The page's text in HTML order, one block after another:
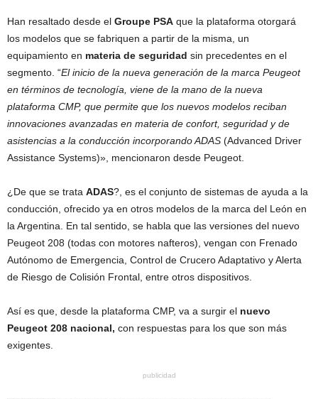
Han resaltado desde el Groupe PSA que la plataforma otorgará
los modelos que se fabriquen a partir de la misma, un
equipamiento en materia de seguridad sin precedentes en el
segmento. “El inicio de la nueva generación de la marca Peugeot
en términos de tecnología, viene de la mano de la nueva
plataforma CMP, que permite que los nuevos modelos reciban
innovaciones avanzadas en materia de confort, seguridad y de
asistencias a la conducción incorporando ADAS (Advanced Driver
Assistance Systems)», mencionaron desde Peugeot.
¿De que se trata ADAS?, es el conjunto de sistemas de ayuda a la
conducción, ofrecido ya en otros modelos de la marca del León en
la Argentina. En tal sentido, se habla que las versiones del nuevo
Peugeot 208 (todas con motores nafteros), vengan con Frenado
Autónomo de Emergencia, Control de Crucero Adaptativo y Alerta
de Riesgo de Colisión Frontal, entre otros dispositivos.
Así es que, desde la plataforma CMP, va a surgir el nuevo
Peugeot 208 nacional, con respuestas para los que son más
exigentes.
publicidad